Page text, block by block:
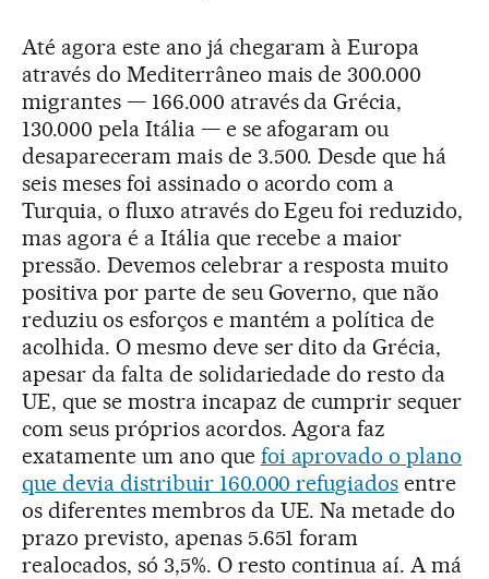
Até agora este ano já chegaram à Europa
através do Mediterrâneo mais de 300.000
migrantes — 166.000 através da Grécia,
130.000 pela Itália — e se afogaram ou
desapareceram mais de 3.500. Desde que há
seis meses foi assinado o acordo com a
Turquia, o fluxo através do Egeu foi reduzido,
mas agora é a Itália que recebe a maior
pressão. Devemos celebrar a resposta muito
positiva por parte de seu Governo, que não
reduziu os esforços e mantém a política de
acolhida. O mesmo deve ser dito da Grécia,
apesar da falta de solidariedade do resto da
UE, que se mostra incapaz de cumprir sequer
com seus próprios acordos. Agora faz
exatamente um ano que foi aprovado o plano
que devia distribuir 160.000 refugiados entre
os diferentes membros da UE. Na metade do
prazo previsto, apenas 5.651 foram
realocados, só 3,5%. O resto continua aí. A má